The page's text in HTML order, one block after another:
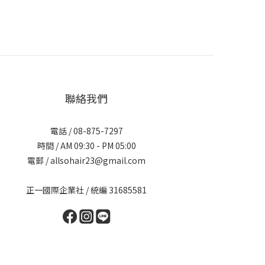
聯絡我們
電話 / 08-875-7297
時間 / AM 09:30 - PM 05:00
電郵 / allsohair23@gmail.com
正一國際企業社 / 統編 31685581